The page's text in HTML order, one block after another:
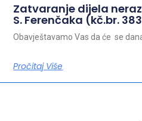
Zatvaranje dijela
S. Ferenčaka (kč.br.
Obavještavamo Vas da će se
Pročitaj Više